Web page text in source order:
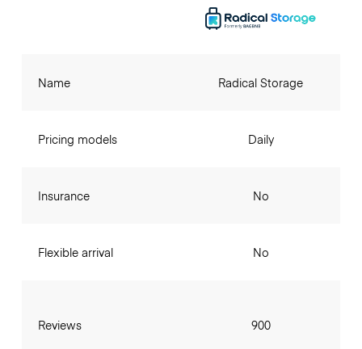
Name
Pricing models
Insurance
Flexible arrival
Reviews
Radical Storage
Daily
No
No
900